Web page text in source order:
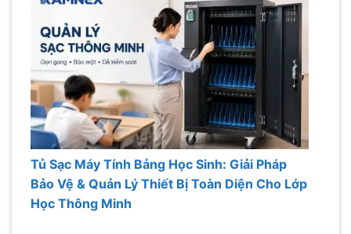
Tủ Sạc Máy Tính Bảng Học Sinh: Giải Pháp
Bảo Vệ & Quản Lý Thiết Bị Toàn Diện Cho Lớp
Học Thông Minh